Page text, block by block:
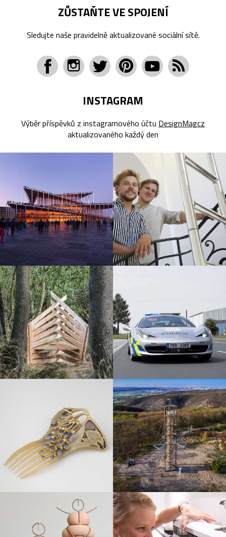
ZŮSTAŇTE VE SPOJENÍ
Sledujte naše pravidelně aktualizované sociální sítě.
INSTAGRAM
Výběr příspěvků z instagramového účtu DesignMagcz
aktualizovaného každý den